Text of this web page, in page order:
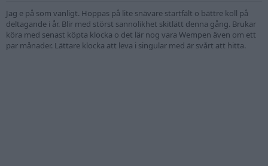
Jag e på som vanligt. Hoppas på lite snävare startfält o bättre koll på
deltagande i år. Blir med störst sannolikhet skitlätt denna gång. Brukar
köra med senast köpta klocka o det lär nog vara Wempen även om ett
par månader. Lättare klocka att leva i singular med är svårt att hitta.